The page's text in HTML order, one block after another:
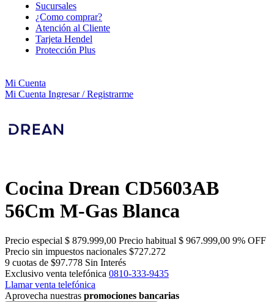
Sucursales
¿Como comprar?
Atención al Cliente
Tarjeta Hendel
Protección Plus
Mi Cuenta
Mi Cuenta Ingresar / Registrarme
Cocina Drean CD5603AB
56Cm M-Gas Blanca
Precio especial $ 879.999,00 Precio habitual $ 967.999,00 9% OFF
Precio sin impuestos nacionales $727.272
9 cuotas de $97.778 Sin Interés
Exclusivo venta telefónica 0810-333-9435
Llamar venta telefónica
Aprovecha nuestras promociones bancarias